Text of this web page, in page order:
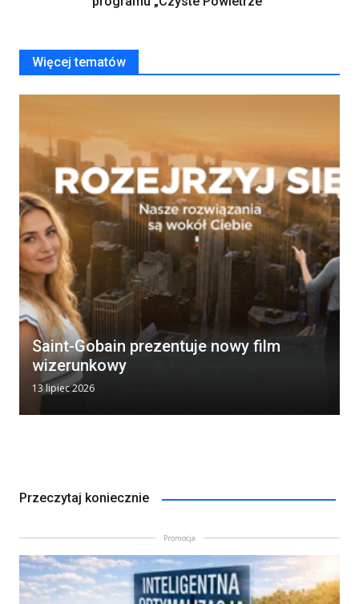
Więcej tematów
Saint-Gobain prezentuje nowy film
wizerunkowy
13 lipiec 2026
Przeczytaj koniecznie
Promocja